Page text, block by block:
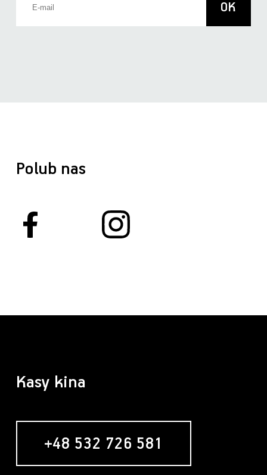
Polub nas
Kasy kina
+48 532 726 581